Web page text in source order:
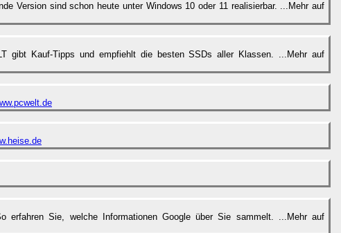
Version sind schon heute unter Windows 10 oder 11 realisierbar. ...Mehr auf
gibt Kauf-Tipps und empfiehlt die besten SSDs aller Klassen. ...Mehr auf
Sie, welche Informationen Google über Sie sammelt. ...Mehr auf